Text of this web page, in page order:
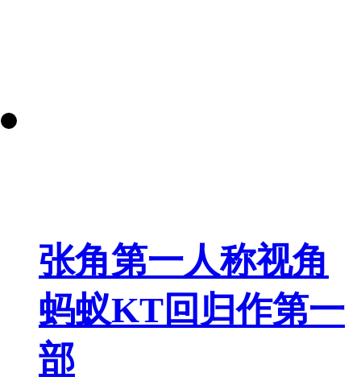
张角第一人称视角
蚂蚁KT回归作第一
部